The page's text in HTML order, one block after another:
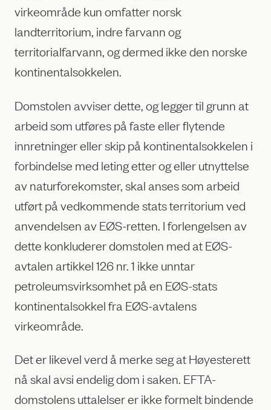
virkeområde kun omfatter norsk
landterritorium, indre farvann og
territorialfarvann, og dermed ikke den norske
kontinentalsokkelen.
Domstolen avviser dette, og legger til grunn at
arbeid som utføres på faste eller flytende
innretninger eller skip på kontinentalsokkelen i
forbindelse med leting etter og eller utnyttelse
av naturforekomster, skal anses som arbeid
utført på vedkommende stats territorium ved
anvendelsen av EØS-retten. I forlengelsen av
dette konkluderer domstolen med at EØS-
avtalen artikkel 126 nr. 1 ikke unntar
petroleumsvirksomhet på en EØS-stats
kontinentalsokkel fra EØS-avtalens
virkeområde.
Det er likevel verd å merke seg at Høyesterett
nå skal avsi endelig dom i saken. EFTA-
domstolens uttalelser er ikke formelt bindende